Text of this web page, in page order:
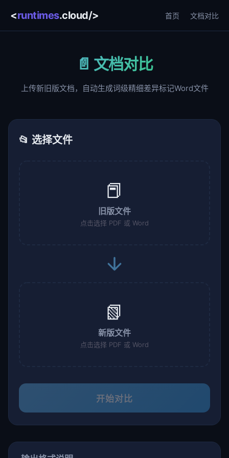
<runtimes.cloud/> 首页 文档对比
📄 文档对比
上传新旧版文档，自动生成词级精细差异标记Word文件
📂 选择文件
📕
旧版文件
点击选择 PDF 或 Word
📗
新版文件
点击选择 PDF 或 Word
开始对比